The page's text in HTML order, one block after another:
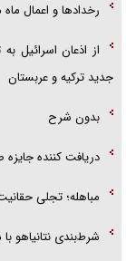
رخداد‌ها و اعمال
از اذعان اسرائیل
جدید ترکیه و عربستان
بدون شرح
دریافت کننده جایزه
مباهله؛ تجلی
شرط‌بندی نتانیاهو